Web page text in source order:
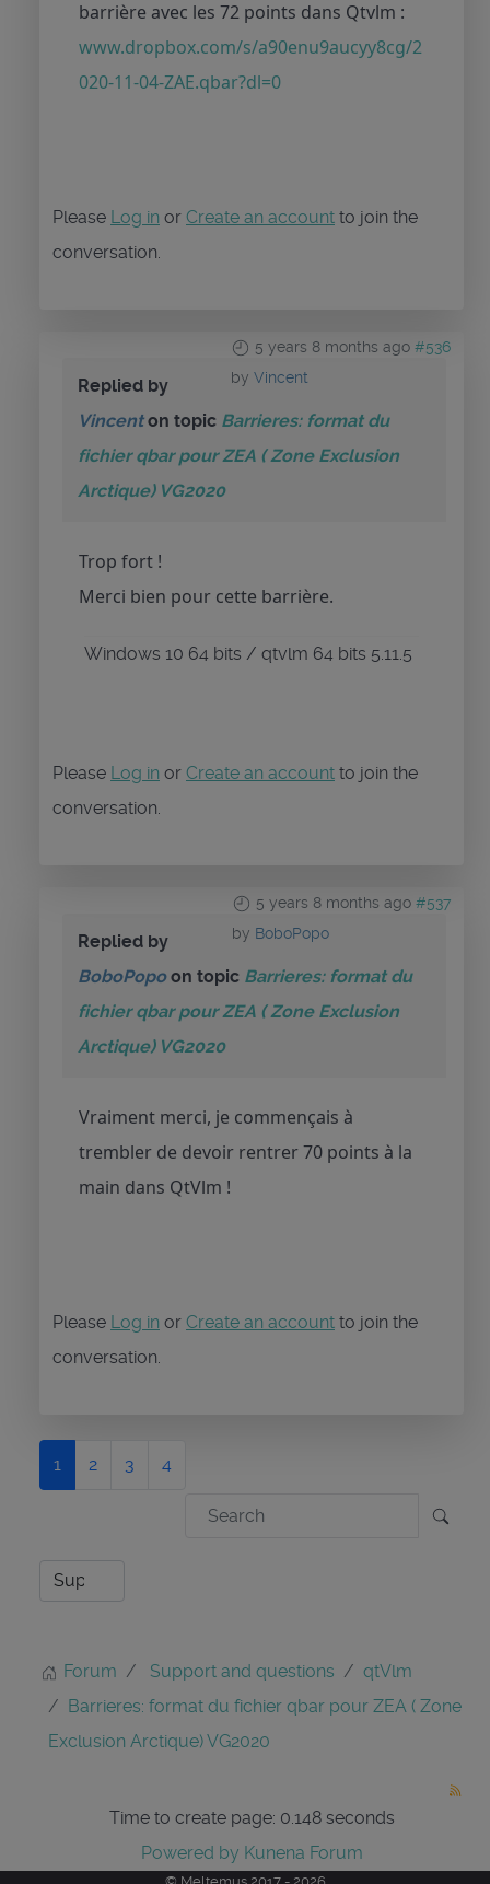
barrière avec les 72 points dans Qtvlm :
www.dropbox.com/s/a90enu9aucyy8cg/2
020-11-04-ZAE.qbar?dl=0
Please Log in or Create an account to join the
conversation.
5 years 8 months ago #536
by Vincent
Replied by
Vincenton topic Barrieres: format du
fichier qbar pour ZEA ( Zone Exclusion
Arctique) VG2020
Trop fort !
Merci bien pour cette barrière.
Windows 10 64 bits / qtvlm 64 bits 5.11.5
Please Log in or Create an account to join the
conversation.
5 years 8 months ago #537
by BoboPopo
Replied by
BoboPopoon topic Barrieres: format du
fichier qbar pour ZEA ( Zone Exclusion
Arctique) VG2020
Vraiment merci, je commençais à
trembler de devoir rentrer 70 points à la
main dans QtVlm !
Please Log in or Create an account to join the
conversation.
1 2 3 4
Forum Support and questions
qtVlm
Barrieres: format du fichier qbar pour ZEA ( Zone
Exclusion Arctique) VG2020
Time to create page: 0.148 seconds
Powered by Kunena Forum